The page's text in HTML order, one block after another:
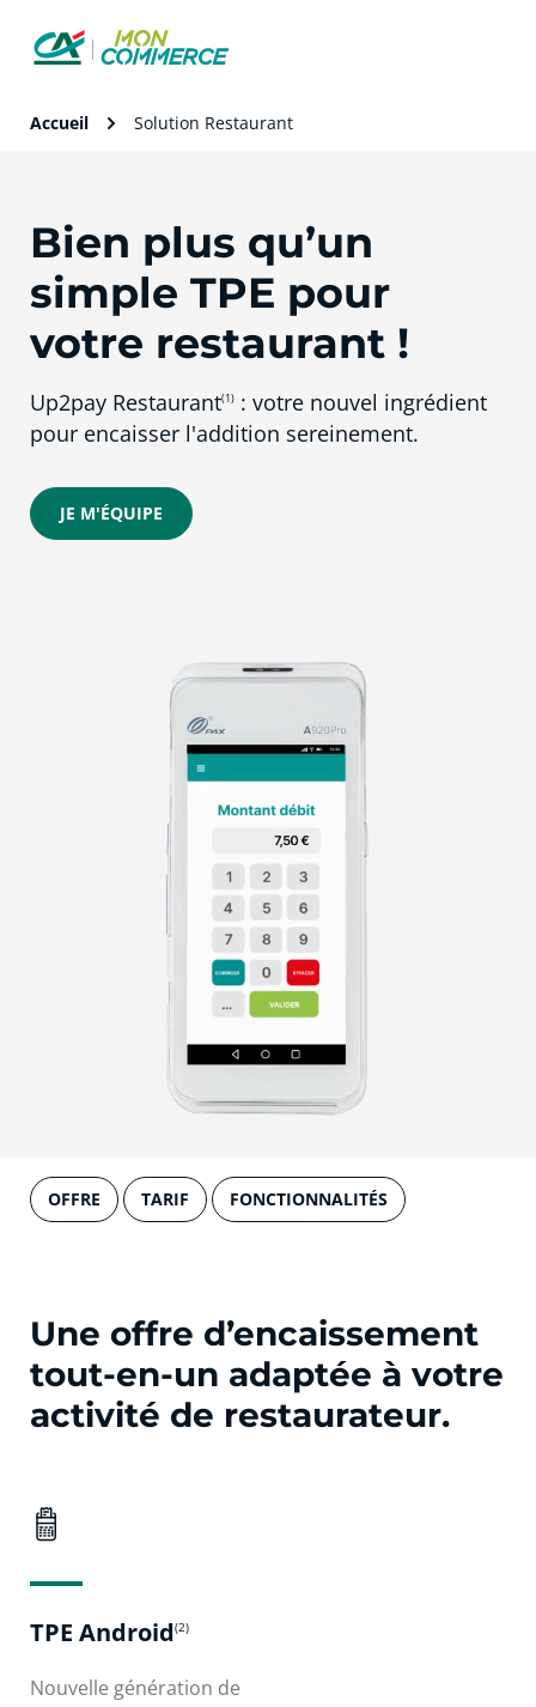
Accueil Solution Restaurant
Bien plus qu’un
simple TPE pour
votre restaurant !
Up2pay Restaurant(1) : votre nouvel ingrédient
pour encaisser l'addition sereinement.
JE M'ÉQUIPE
OFFRE TARIF FONCTIONNALITÉS
Une offre d’encaissement
tout-en-un adaptée à votre
activité de restaurateur.
TPE Android(2)
Nouvelle génération de